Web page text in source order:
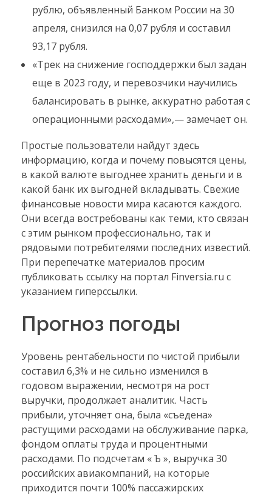
рублю, объявленный Банком России на 30
апреля, снизился на 0,07 рубля и составил
93,17 рубля.
«Трек на снижение господдержки был задан
еще в 2023 году, и перевозчики научились
балансировать в рынке, аккуратно работая с
операционными расходами»,— замечает он.
Простые пользователи найдут здесь
информацию, когда и почему повысятся цены,
в какой валюте выгоднее хранить деньги и в
какой банк их выгодней вкладывать. Свежие
финансовые новости мира касаются каждого.
Они всегда востребованы как теми, кто связан
с этим рынком профессионально, так и
рядовыми потребителями последних известий.
При перепечатке материалов просим
публиковать ссылку на портал Finversia.ru с
указанием гиперссылки.
Прогноз погоды
Уровень рентабельности по чистой прибыли
составил 6,3% и не сильно изменился в
годовом выражении, несмотря на рост
выручки, продолжает аналитик. Часть
прибыли, уточняет она, была «съедена»
растущими расходами на обслуживание парка,
фондом оплаты труда и процентными
расходами. По подсчетам « Ъ », выручка 30
российских авиакомпаний, на которые
приходится почти 100% пассажирских